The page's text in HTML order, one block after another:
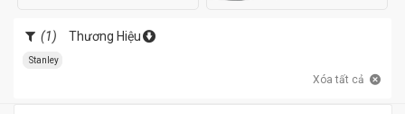
(1) Thương Hiệu
Stanley
Xóa tất cả